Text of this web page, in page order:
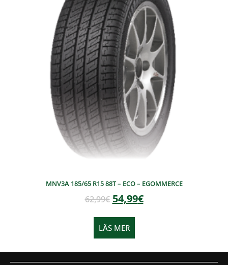
MNV3A 185/65 R15 88T – ECO – EGOMMERCE
62,99€ 54,99€
LÄS MER